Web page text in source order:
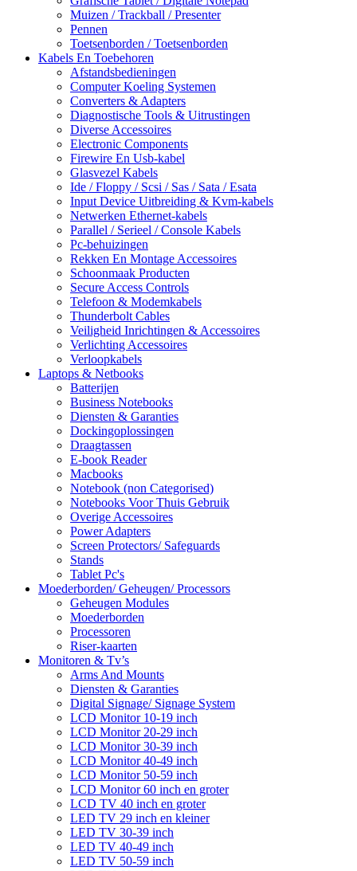
Muizen / Trackball / Presenter
Pennen
Toetsenborden / Toetsenborden
Kabels En Toebehoren
Afstandsbedieningen
Computer Koeling Systemen
Converters & Adapters
Diagnostische Tools & Uitrustingen
Diverse Accessoires
Electronic Components
Firewire En Usb-kabel
Glasvezel Kabels
Ide / Floppy / Scsi / Sas / Sata / Esata
Input Device Uitbreiding & Kvm-kabels
Netwerken Ethernet-kabels
Parallel / Serieel / Console Kabels
Pc-behuizingen
Rekken En Montage Accessoires
Schoonmaak Producten
Secure Access Controls
Telefoon & Modemkabels
Thunderbolt Cables
Veiligheid Inrichtingen & Accessoires
Verlichting Accessoires
Verloopkabels
Laptops & Netbooks
Batterijen
Business Notebooks
Diensten & Garanties
Dockingoplossingen
Draagtassen
E-book Reader
Macbooks
Notebook (non Categorised)
Notebooks Voor Thuis Gebruik
Overige Accessoires
Power Adapters
Screen Protectors/ Safeguards
Stands
Tablet Pc's
Moederborden/ Geheugen/ Processors
Geheugen Modules
Moederborden
Processoren
Riser-kaarten
Monitoren & Tv’s
Arms And Mounts
Diensten & Garanties
Digital Signage/ Signage System
LCD Monitor 10-19 inch
LCD Monitor 20-29 inch
LCD Monitor 30-39 inch
LCD Monitor 40-49 inch
LCD Monitor 50-59 inch
LCD Monitor 60 inch en groter
LCD TV 40 inch en groter
LED TV 29 inch en kleiner
LED TV 30-39 inch
LED TV 40-49 inch
LED TV 50-59 inch